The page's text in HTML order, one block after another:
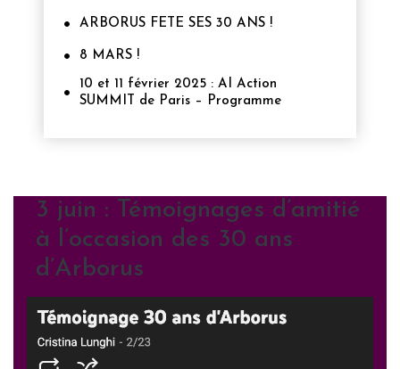
ARBORUS FETE SES 30 ANS !
8 MARS !
10 et 11 février 2025 : AI Action
SUMMIT de Paris – Programme
3 juin : Témoignages d’amitié
à l’occasion des 30 ans
d’Arborus